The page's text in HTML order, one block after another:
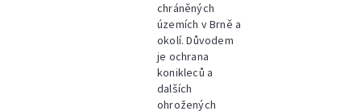
chráněných
územích v Brně a
okolí. Důvodem
je ochrana
konikleců a
dalších
ohrožených